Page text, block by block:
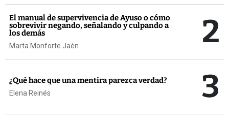
El manual de supervivencia de Ayuso o cómo
sobrevivir negando, señalando y culpando a
los demás
Marta Monforte Jaén 2
¿Qué hace que una mentira parezca verdad?
Elena Reinés 3